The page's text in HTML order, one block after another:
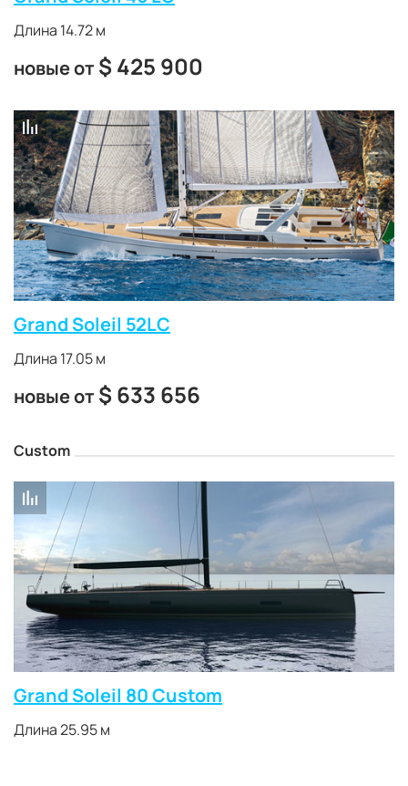
Длина 14.72 м
новые от$ 425 900
Grand Soleil 52LC
Длина 17.05 м
новые от$ 633 656
Custom
Grand Soleil 80 Custom
Длина 25.95 м